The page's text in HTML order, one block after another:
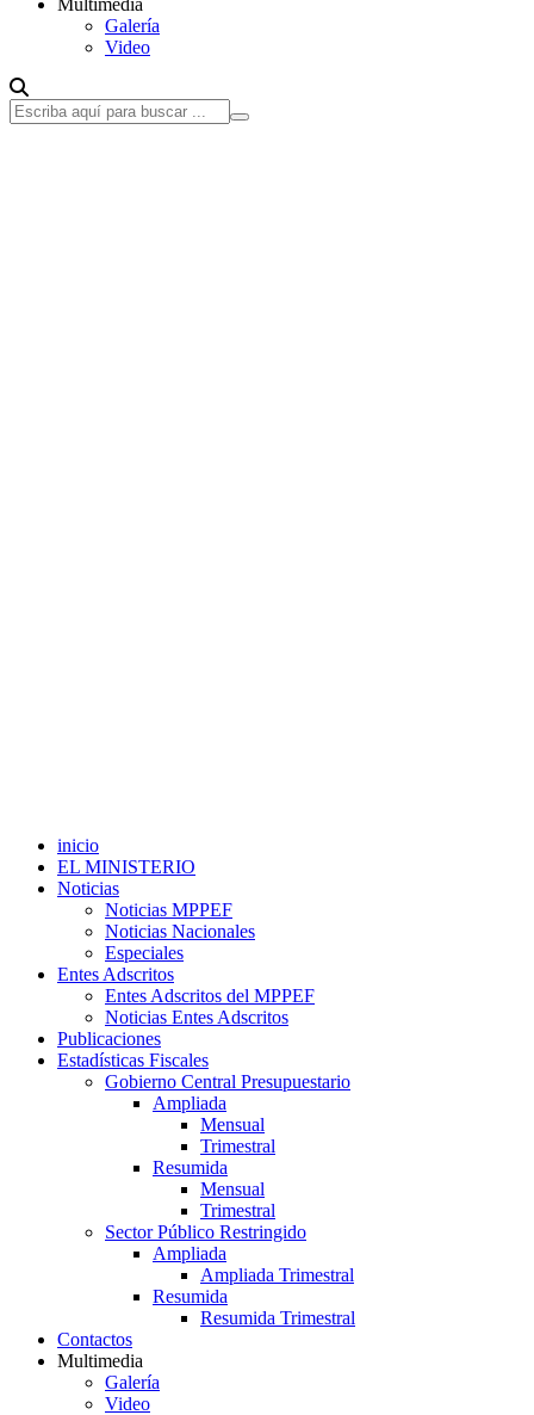
Multimedia
Galería
Video
inicio
EL MINISTERIO
Noticias
Noticias MPPEF
Noticias Nacionales
Especiales
Entes Adscritos
Entes Adscritos del MPPEF
Noticias Entes Adscritos
Publicaciones
Estadísticas Fiscales
Gobierno Central Presupuestario
Ampliada
Mensual
Trimestral
Resumida
Mensual
Trimestral
Sector Público Restringido
Ampliada
Ampliada Trimestral
Resumida
Resumida Trimestral
Contactos
Multimedia
Galería
Video